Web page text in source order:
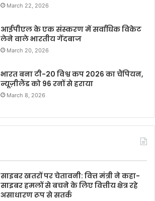
March 22, 2026
आईपीएल के एक संस्करण में सर्वाधिक विकेट
लेने वाले भारतीय गेंदबाज
March 20, 2026
भारत बना टी-20 विश्व कप 2026 का चैंपियन,
न्यूज़ीलैंड को 96 रनों से हराया
March 8, 2026
साइबर खतरों पर चेतावनी: वित्त मंत्री ने कहा-
साइबर हमलों से बचने के लिए वित्तीय क्षेत्र रहे
असाधारण रूप से सतर्क